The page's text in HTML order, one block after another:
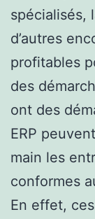
spécialisés,
d’autres
profitables
des
ont des
ERP
main les
conformes
En effet,